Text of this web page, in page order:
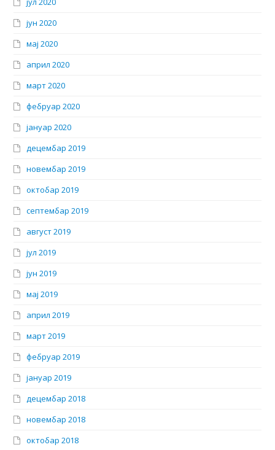
јун 2020
мај 2020
април 2020
март 2020
фебруар 2020
јануар 2020
децембар 2019
новембар 2019
октобар 2019
септембар 2019
август 2019
јул 2019
јун 2019
мај 2019
април 2019
март 2019
фебруар 2019
јануар 2019
децембар 2018
новембар 2018
октобар 2018